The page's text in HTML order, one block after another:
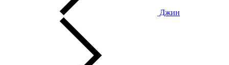
Джин